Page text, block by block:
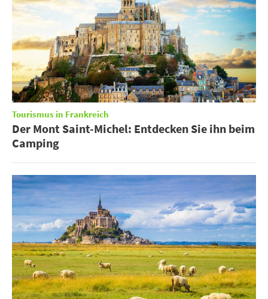
Tourismus in Frankreich
Der Mont Saint-Michel: Entdecken Sie ihn beim
Camping